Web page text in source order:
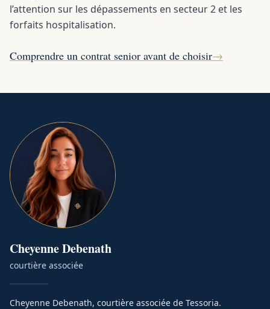
l’attention sur les dépassements en secteur 2 et les
forfaits hospitalisation.
Comprendre un contrat senior avant de choisir→
CheyenneDebenath
courtière associée
Cheyenne Debenath, courtière associée de Tessoria.